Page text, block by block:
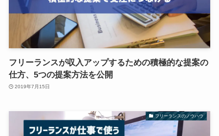
フリーランスが収入アップするための積極的な提案の
仕方、5つの提案方法を公開
2019年7月15日
フリーランスのノウハウ